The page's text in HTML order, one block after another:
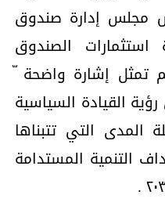
مجلس إدارة صندوق
الصندوق
تمثل إشارة واضحة
القیادة السیاسیة
المدى التي تتبناھا
التنمیة المستدامة